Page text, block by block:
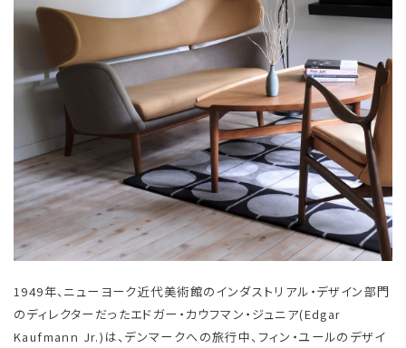
1949年、ニューヨーク近代美術館のインダストリアル・デザイン部門
のディレクターだったエドガー・カウフマン・ジュニア(Edgar
Kaufmann Jr.)は、デンマークへの旅行中、フィン・ユールのデザイ